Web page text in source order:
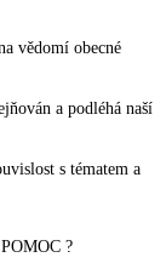
vědomí obecné
a podléhá naší
s tématem a
?